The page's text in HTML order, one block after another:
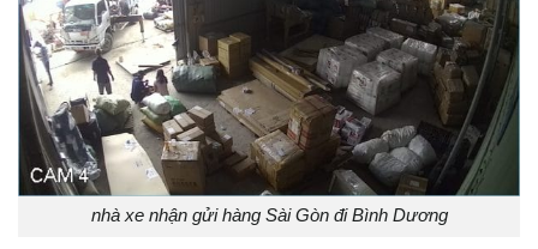
nhà xe nhận gửi hàng Sài Gòn đi Bình Dương